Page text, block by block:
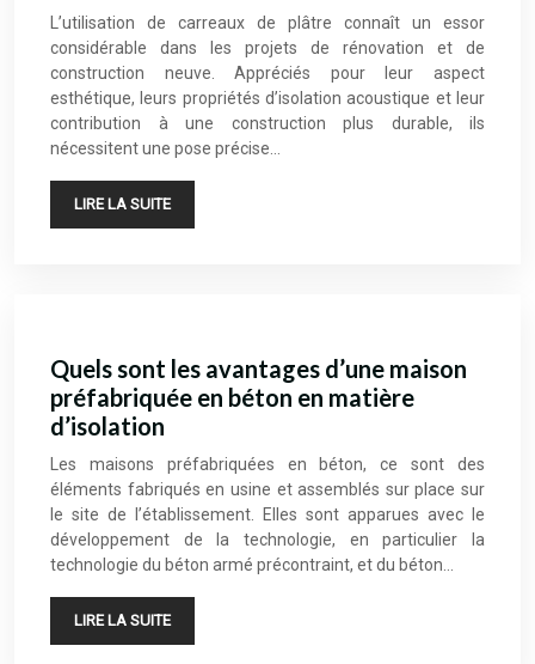
L’utilisation de carreaux de plâtre connaît un essor
considérable dans les projets de rénovation et de
construction neuve. Appréciés pour leur aspect
esthétique, leurs propriétés d’isolation acoustique et leur
contribution à une construction plus durable, ils
nécessitent une pose précise…
LIRE LA SUITE
Quels sont les avantages d’une maison
préfabriquée en béton en matière
d’isolation
Les maisons préfabriquées en béton, ce sont des
éléments fabriqués en usine et assemblés sur place sur
le site de l’établissement. Elles sont apparues avec le
développement de la technologie, en particulier la
technologie du béton armé précontraint, et du béton…
LIRE LA SUITE